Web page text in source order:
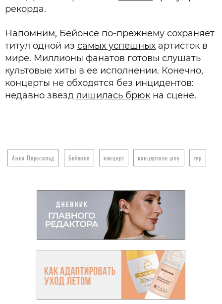
рекорда.
Напомним, Бейонсе по-прежнему сохраняет
титул одной из самых успешных артисток в
мире. Миллионы фанатов готовы слушать
культовые хиты в ее исполнении. Конечно,
концерты не обходятся без инцидентов:
недавно звезд лишилась брюк на сцене.
Анна Пересильд Бейонсе концерт концертное шоу тур